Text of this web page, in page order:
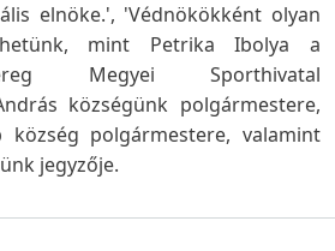
elnöke.', 'Védnökökként olyan
mint Petrika Ibolya a
Bereg Megyei Sporthivatal
községünk polgármestere,
község polgármestere, valamint
jegyzője.